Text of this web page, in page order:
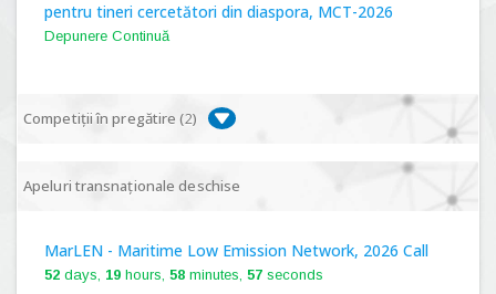
pentru tineri cercetători din diaspora, MCT-2026
Depunere Continuă
Competiții în pregătire (2)
PNCDI IV, P 5.1 - Proiecte Complexe de Cercetare de
PNCDI IV, SP 5.6.1 - Provocări - Schimbare, PPS2024
Apeluri transnaționale deschise
MarLEN - Maritime Low Emission Network, 2026 Call
52 days, 19 hours, 58 minutes, 56 seconds